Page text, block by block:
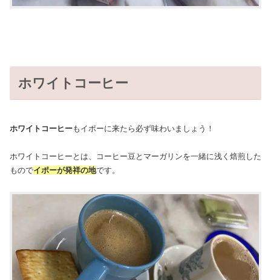
ホワイトコーヒー
ホワイトコーヒーもイポーに来たら必ず味わいましょう！
ホワイトコーヒーとは、コーヒー豆とマーガリンを一緒に浅く焙煎した
ものでイポーが発祥の地です。